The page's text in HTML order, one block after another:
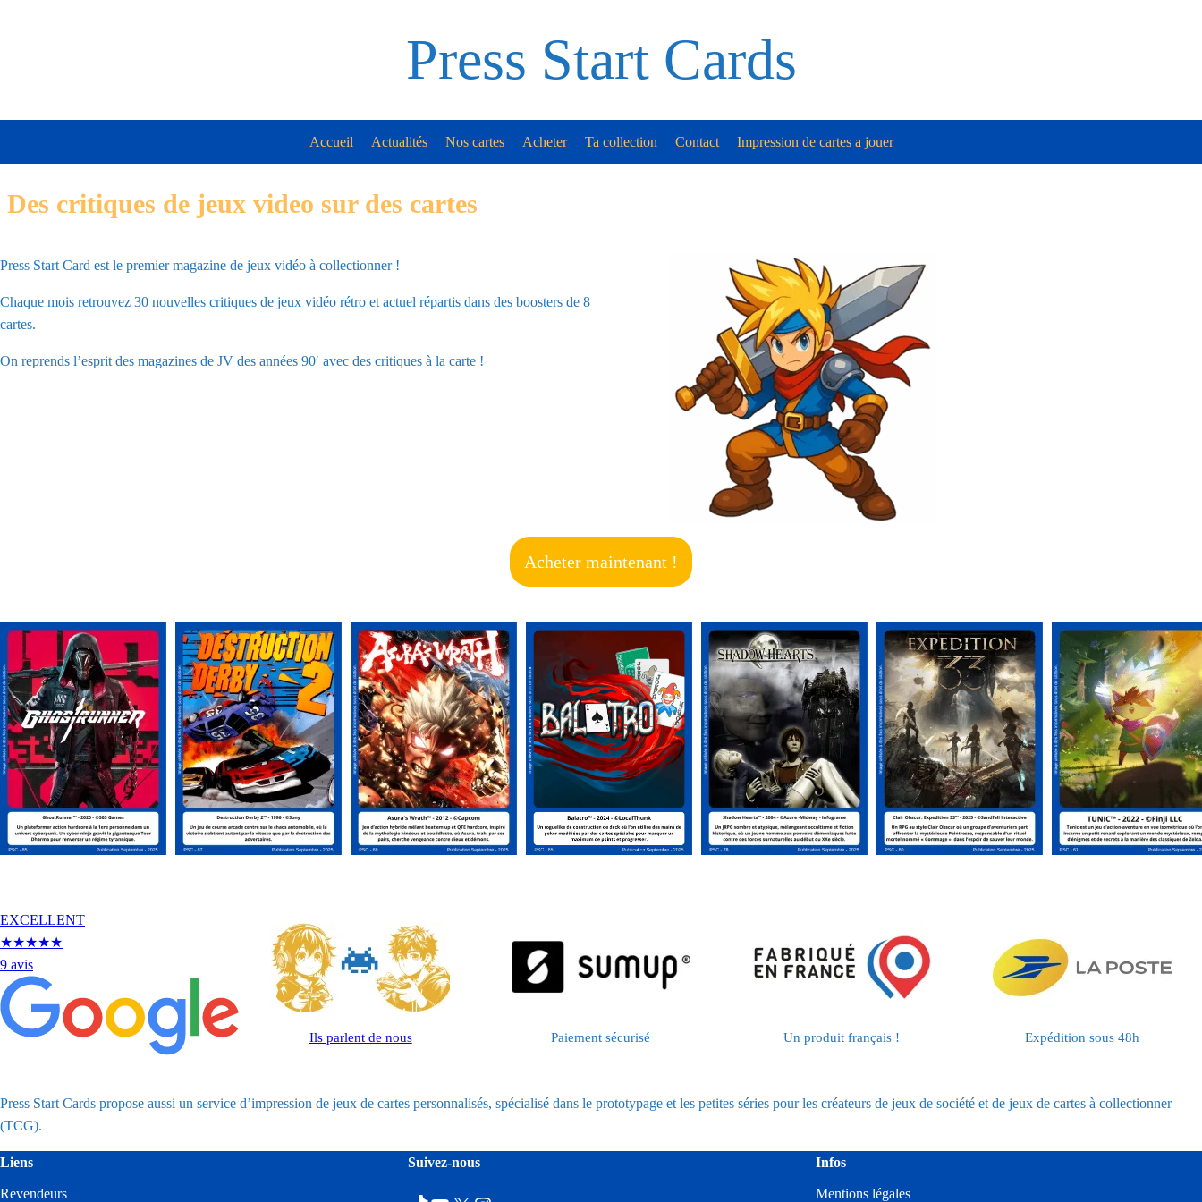
Press Start Cards
Accueil Actualités Nos cartes Acheter Ta collection Contact Impression de cartes a jouer
Des critiques de jeux video sur des cartes
Press Start Card est le premier magazine de jeux vidéo à collectionner !
Chaque mois retrouvez 30 nouvelles critiques de jeux vidéo rétro et actuel répartis dans des boosters de 8
cartes.
On reprends l’esprit des magazines de JV des années 90′ avec des critiques à la carte !
Acheter maintenant !
EXCELLENT
★★★★★
9 avis
Ils parlent de nous Paiement sécurisé Un produit français ! Expédition sous 48h
Press Start Cards propose aussi un service d’impression de jeux de cartes personnalisés, spécialisé dans le prototypage et les petites séries pour les créateurs de jeux de société et de jeux de cartes à collectionner
(TCG).
Liens
Revendeurs
Suivez-nous Infos
Mentions légales